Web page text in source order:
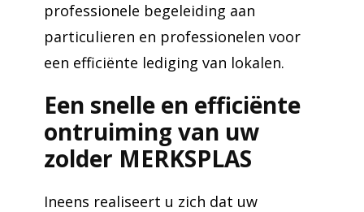
professionele begeleiding aan
particulieren en professionelen voor
een efficiënte lediging van lokalen.
Een snelle en efficiënte
ontruiming van uw
zolder MERKSPLAS
Ineens realiseert u zich dat uw